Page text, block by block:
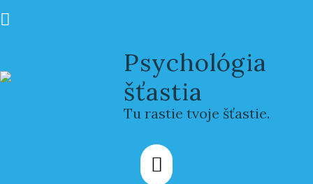
Preskočiť
na
Hľadať
Psychológia
šťastia
Tu rastie tvoje šťastie.
Hlavné
Menu